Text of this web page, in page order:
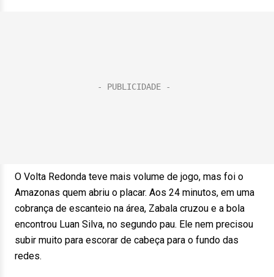
O Volta Redonda teve mais volume de jogo, mas foi o
Amazonas quem abriu o placar. Aos 24 minutos, em uma
cobrança de escanteio na área, Zabala cruzou e a bola
encontrou Luan Silva, no segundo pau. Ele nem precisou
subir muito para escorar de cabeça para o fundo das
redes.